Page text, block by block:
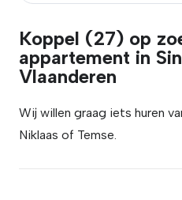
Koppel (27) op
appartement in
Vlaanderen
Wij willen graag iets huren
Niklaas of Temse.